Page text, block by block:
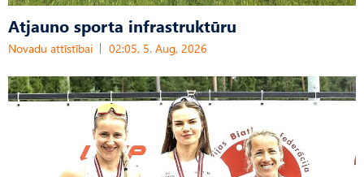
Atjauno sporta infrastruktūru
Novadu attīstībai 02:05, 5. Aug, 2026